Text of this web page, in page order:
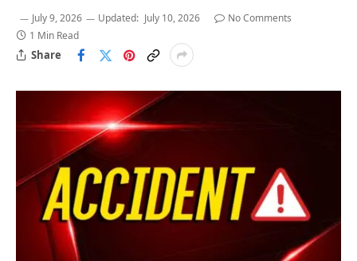
July 9, 2026 Updated: July 10, 2026
No Comments
1 Min Read
Share